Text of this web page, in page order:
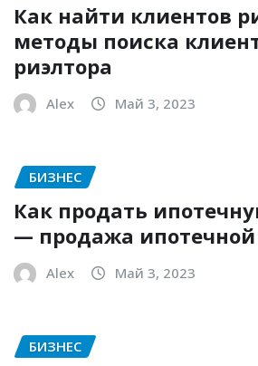
Как найти клиентов
методы поиска
риэлтора
Alex Май 3, 2023
БИЗНЕС
Как продать
— продажа
Alex Май 3, 2023
БИЗНЕС